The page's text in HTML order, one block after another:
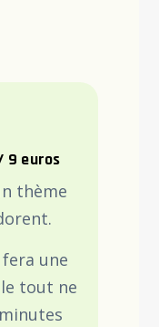
9 euros
thème
une
tout ne